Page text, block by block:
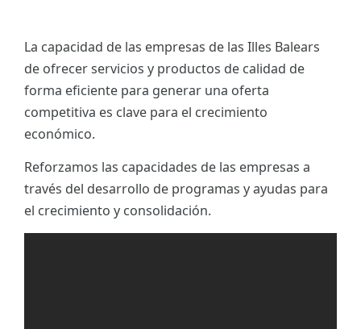
La capacidad de las empresas de las Illes Balears
de ofrecer servicios y productos de calidad de
forma eficiente para generar una oferta
competitiva es clave para el crecimiento
económico.
Reforzamos las capacidades de las empresas a
través del desarrollo de programas y ayudas para
el crecimiento y consolidación.